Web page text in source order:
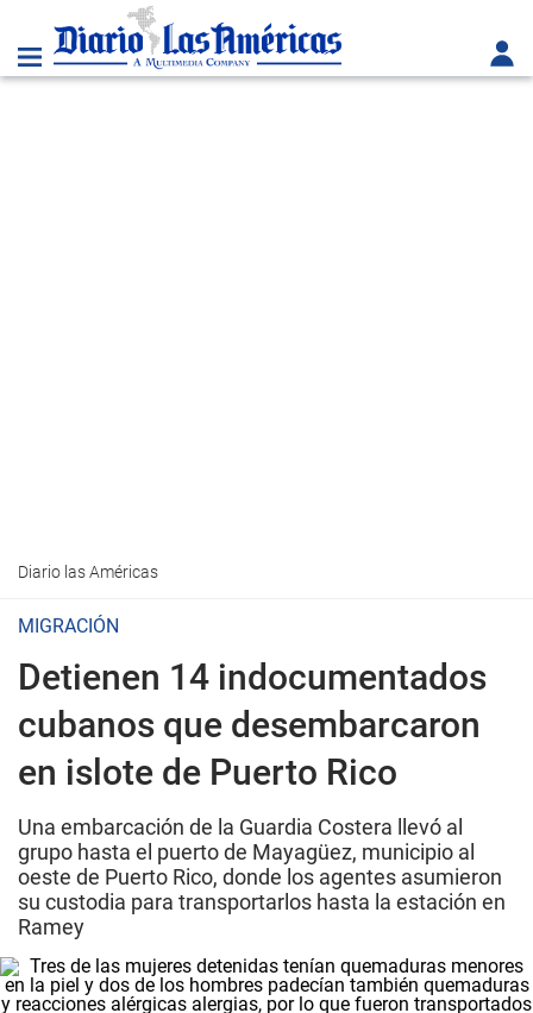
Diario las Américas
MIGRACIÓN
Detienen 14 indocumentados
cubanos que desembarcaron
en islote de Puerto Rico
Una embarcación de la Guardia Costera llevó al
grupo hasta el puerto de Mayagüez, municipio al
oeste de Puerto Rico, donde los agentes asumieron
su custodia para transportarlos hasta la estación en
Ramey